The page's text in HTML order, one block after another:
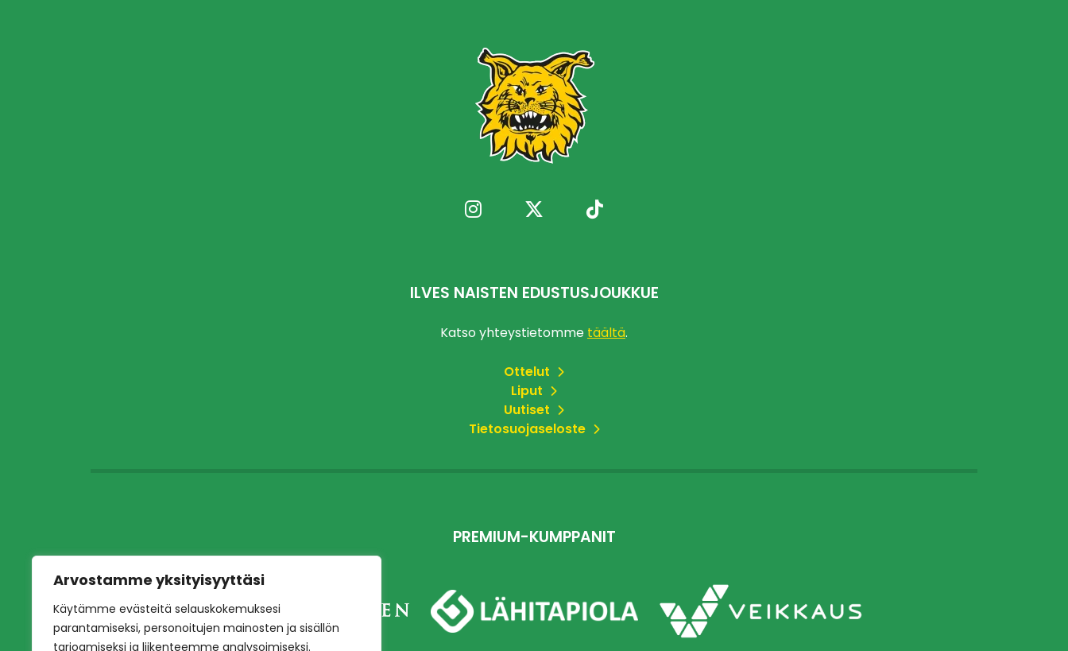
Arvostamme yksityisyyttäsi
Käytämme evästeitä selauskokemuksesi
parantamiseksi, personoitujen mainosten ja sisällön
tarjoamiseksi ja liikenteemme analysoimiseksi.
ILVES NAISTEN EDUSTUSJOUKKUE
Katso yhteystietomme täältä.
Ottelut
Liput
Uutiset
Tietosuojaseloste
PREMIUM-KUMPPANIT